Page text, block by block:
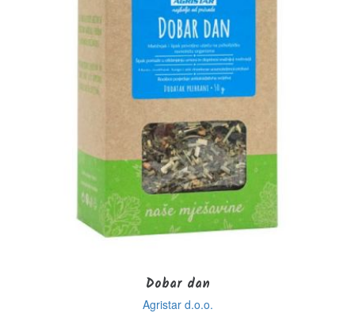
Dobar dan
Agristar d.o.o.